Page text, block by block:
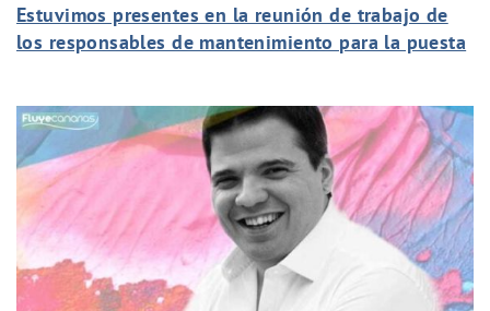
Estuvimos presentes en la reunión de trabajo de
los responsables de mantenimiento para la puesta